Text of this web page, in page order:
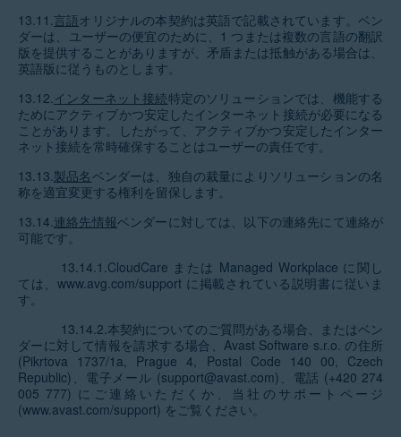
13.11.言語オリジナルの本契約は英語で記載されています。ベン
ダーは、ユーザーの便宜のために、1 つまたは複数の言語の翻訳
版を提供することがありますが、矛盾または抵触がある場合は、
英語版に従うものとします。
13.12.インターネット接続特定のソリューションでは、機能する
ためにアクティブかつ安定したインターネット接続が必要になる
ことがあります。したがって、アクティブかつ安定したインター
ネット接続を常時確保することはユーザーの責任です。
13.13.製品名ベンダーは、独自の裁量によりソリューションの名
称を適宜変更する権利を留保します。
13.14.連絡先情報ベンダーに対しては、以下の連絡先にて連絡が
可能です。
13.14.1.CloudCare または Managed Workplace に関し
ては、www.avg.com/support に掲載されている説明書に従いま
す。
13.14.2.本契約についてのご質問がある場合、またはベン
ダーに対して情報を請求する場合、Avast Software s.r.o. の住所
(Pikrtova 1737/1a, Prague 4, Postal Code 140 00, Czech
Republic)、電子メール (support@avast.com)、電話 (+420 274
005 777) にご連絡いただくか、当社のサポートページ
(www.avast.com/support) をご覧ください。